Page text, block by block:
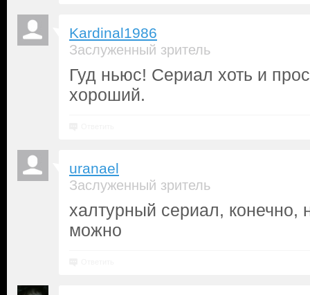
Kardinal1986
Заслуженный зритель
Гуд ньюс! Сериал хоть и
хороший.
uranael
Заслуженный зритель
халтурный сериал, конечно,
можно